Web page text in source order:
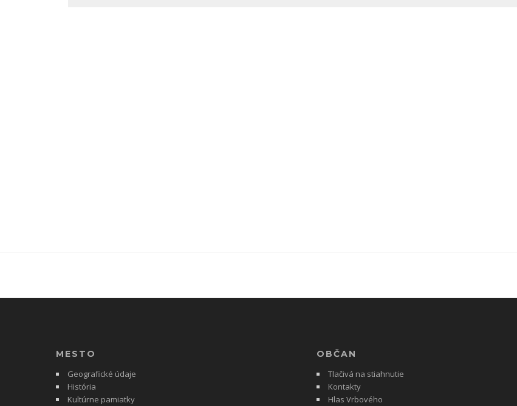
MESTO
Geografické údaje
História
Kultúrne pamiatky
OBČAN
Tlačivá na stiahnutie
Kontakty
Hlas Vrbového